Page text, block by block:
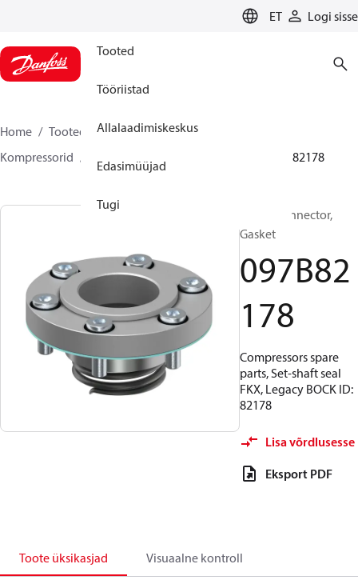
ET Logi sisse
Tooted
Tööriistad
Allalaadimiskeskus
Edasimüüjad
Tugi
Home Tooted
Climate Solutions for heating
Kompressorid
097B82178
BOCK, Connector,
Gasket
097B82
178
Compressors spare
parts, Set-shaft seal
FKX, Legacy BOCK ID:
82178
Lisa võrdlusesse
Eksport PDF
Toote üksikasjad Visuaalne kontroll